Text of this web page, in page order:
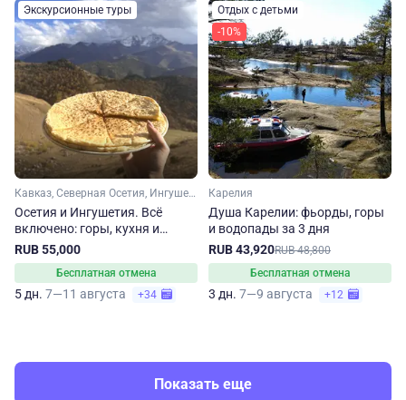
Экскурсионные туры
Кавказ, Северная Осетия, Ингушетия
Осетия и Ингушетия. Всё
включено: горы, кухня и
танцы
RUB 55,000
Бесплатная отмена
5 дн. 7—11 августа +34
Отдых с детьми
-10%
Карелия
Душа Карелии: фьорды, горы
и водопады за 3 дня
RUB 43,920RUB 48,800
Бесплатная отмена
3 дн. 7—9 августа +12
Показать еще